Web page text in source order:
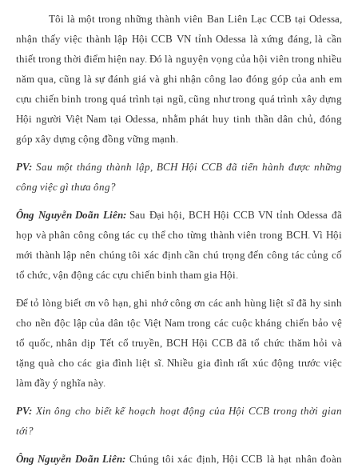
Tôi là một trong những thành viên Ban Liên Lạc CCB tại Odessa,
nhận thấy việc thành lập Hội CCB VN tỉnh Odessa là xứng đáng, là cần
thiết trong thời điểm hiện nay. Đó là nguyện vọng của hội viên trong nhiều
năm qua, cũng là sự đánh giá và ghi nhận công lao đóng góp của anh em
cựu chiến binh trong quá trình tại ngũ, cũng như trong quá trình xây dựng
Hội người Việt Nam tại Odessa, nhằm phát huy tinh thần dân chủ, đóng
góp xây dựng cộng đồng vững mạnh.
PV: Sau một tháng thành lập, BCH Hội CCB đã tiến hành được những
công việc gì thưa ông?
Ông Nguyễn Doãn Liên:Sau Đại hội, BCH Hội CCB VN tỉnh Odessa đã
họp và phân công công tác cụ thể cho từng thành viên trong BCH. Vì Hội
mới thành lập nên chúng tôi xác định cần chú trọng đến công tác củng cố
tổ chức, vận động các cựu chiến binh tham gia Hội.
Để tỏ lòng biết ơn vô hạn, ghi nhớ công ơn các anh hùng liệt sĩ đã hy sinh
cho nền độc lập của dân tộc Việt Nam trong các cuộc kháng chiến bảo vệ
tổ quốc, nhân dịp Tết cổ truyền, BCH Hội CCB đã tổ chức thăm hỏi và
tặng quà cho các gia đình liệt sĩ. Nhiều gia đình rất xúc động trước việc
làm đầy ý nghĩa này.
PV:Xin ông cho biết kế hoạch hoạt động của Hội CCB trong thời gian
tới?
Ông Nguyễn Doãn Liên: Chúng tôi xác định, Hội CCB là hạt nhân đoàn